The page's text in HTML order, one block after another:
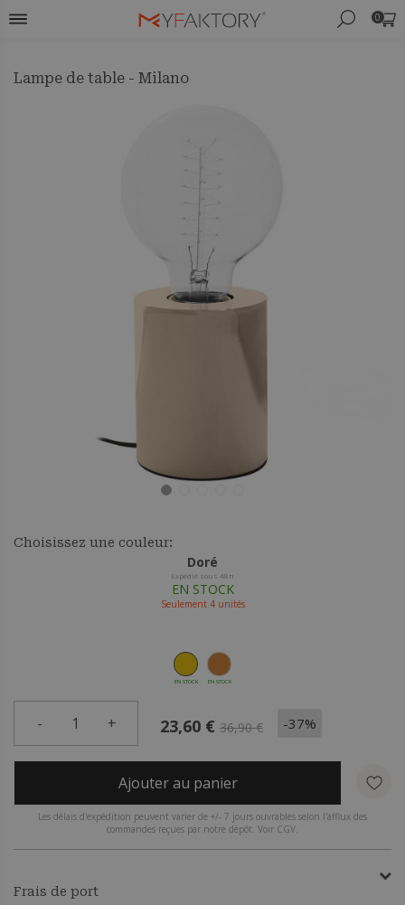
0
Lampe de table - Milano
Choisissez une couleur:
Doré
Expédié sous 48h
EN STOCK
Seulement 4unités
EN STOCK EN STOCK
- 1 + 23,60 € 36,90 € -37%
Ajouter au panier
Les délais d'expédition peuvent varier de +/- 7 jours ouvrables selon l'afflux des
commandes reçues par notre dépôt. Voir CGV.
Frais de port